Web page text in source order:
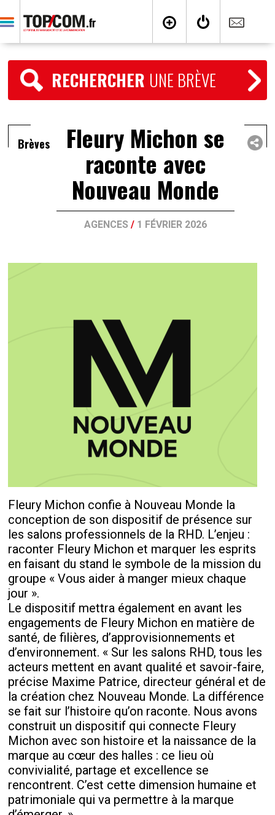
RECHERCHER UNE BRÈVE
Brèves Fleury Michon se
raconte avec
Nouveau Monde
AGENCES / 1 FÉVRIER 2026
Fleury Michon confie à Nouveau Monde la
conception de son dispositif de présence sur
les salons professionnels de la RHD. L’enjeu :
raconter Fleury Michon et marquer les esprits
en faisant du stand le symbole de la mission du
groupe « Vous aider à manger mieux chaque
jour ».
Le dispositif mettra également en avant les
engagements de Fleury Michon en matière de
santé, de filières, d’approvisionnements et
d’environnement. « Sur les salons RHD, tous les
acteurs mettent en avant qualité et savoir-faire,
précise Maxime Patrice, directeur général et de
la création chez Nouveau Monde. La différence
se fait sur l’histoire qu’on raconte. Nous avons
construit un dispositif qui connecte Fleury
Michon avec son histoire et la naissance de la
marque au cœur des halles : ce lieu où
convivialité, partage et excellence se
rencontrent. C’est cette dimension humaine et
patrimoniale qui va permettre à la marque